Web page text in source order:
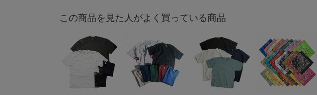
この商品を見た人がよく買っている商品